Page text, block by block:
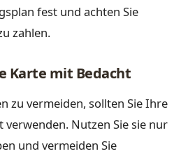
fest und achten Sie
zahlen.
Karte mit Bedacht
zu vermeiden, sollten Sie Ihre
Nutzen Sie sie nur
und vermeiden Sie